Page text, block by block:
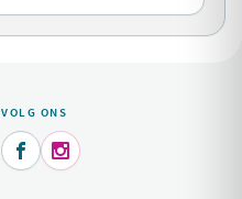
VOLG ONS
 